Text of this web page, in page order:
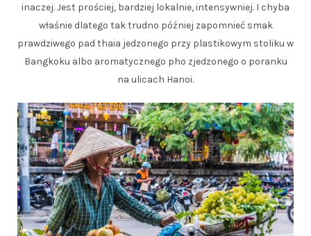
inaczej. Jest prościej, bardziej lokalnie, intensywniej. I chyba
właśnie dlatego tak trudno później zapomnieć smak
prawdziwego pad thaia jedzonego przy plastikowym stoliku w
Bangkoku albo aromatycznego pho zjedzonego o poranku
na ulicach Hanoi.